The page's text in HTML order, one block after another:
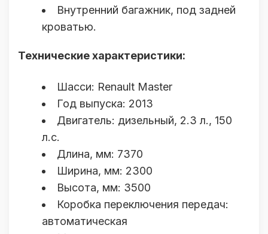
Внутренний багажник, под задней
кроватью.
Технические характеристики:
Шасси: Renault Master
Год выпуска: 2013
Двигатель: дизельный, 2.3 л., 150
л.с.
Длина, мм: 7370
Ширина, мм: 2300
Высота, мм: 3500
Коробка переключения передач:
автоматическая